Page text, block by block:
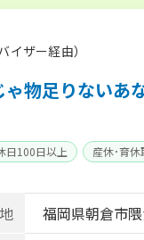
ザー経由）
物足りないあ
日100日以上 産休･育休
福岡県朝倉市